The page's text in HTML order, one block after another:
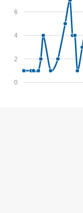
0
2
4
6